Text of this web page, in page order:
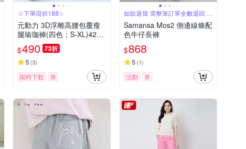
☆下單現折188☆
元動力 3D浮雕高腰包覆瘦
腿瑜珈褲(四色；S-XL)4241
156906
$490 73折
5 (3)
限時下殺 券
如欲退貨 需整筆訂單全數退回 不
能單退
Samansa Mos2 側邊線條配
色牛仔長褲
$868
5 (1)
活動 券